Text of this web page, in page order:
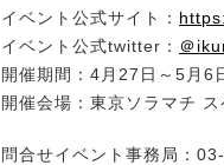
イベント公式サイト：
イベント公式twitter： ＠
開催期間：4月27日～5月6
開催会場：東京ソラマチ
問合せイベント事務局：